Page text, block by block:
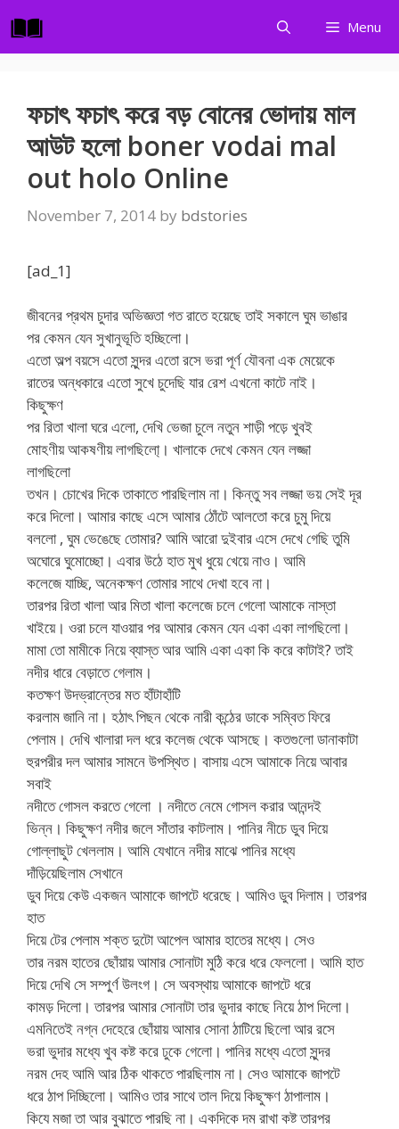
to
content
Menu
ফচাৎ ফচাৎ করে বড় বোনের ভোদায় মাল
আউট হলো boner vodai mal
out holo Online
November 7, 2014 by bdstories
[ad_1]
জীবনের প্রথম চুদার অভিজ্ঞতা গত রাতে হয়েছে তাই সকালে ঘুম ভাঙার
পর কেমন যেন সুখানুভূতি হচ্ছিলো।
এতো অল্প বয়সে এতো সুন্দর এতো রসে ভরা পূর্ণ যৌবনা এক মেয়েকে
রাতের অন্ধকারে এতো সুখে চুদেছি যার রেশ এখনো কাটে নাই।
কিছুক্ষণ
পর রিতা খালা ঘরে এলো, দেখি ভেজা চুলে নতুন শাড়ী পড়ে খুবই
মোহণীয় আকষণীয় লাগছিলো্। খালাকে দেখে কেমন যেন লজ্জা
লাগছিলো
তখন। চোখের দিকে তাকাতে পারছিলাম না। কিন্তু সব লজ্জা ভয় সেই দূর
করে দিলো। আমার কাছে এসে আমার ঠোঁটে আলতো করে চুমু দিয়ে
বললো , ঘুম ভেঙেছে তোমার? আমি আরো দুইবার এসে দেখে গেছি তুমি
অঘোরে ঘুমোচ্ছো। এবার উঠে হাত মুখ ধুয়ে খেয়ে নাও। আমি
কলেজে যাচ্ছি, অনেকক্ষণ তোমার সাথে দেখা হবে না।
তারপর রিতা খালা আর মিতা খালা কলেজে চলে গেলো আমাকে নাস্তা
খাইয়ে। ওরা চলে যাওয়ার পর আমার কেমন যেন একা একা লাগছিলো।
মামা তো মামীকে নিয়ে ব্যাস্ত আর আমি একা একা কি করে কাটাই? তাই
নদীর ধারে বেড়াতে গেলাম।
কতক্ষণ উদভ্রান্তের মত হাঁটাহাঁটি
করলাম জানি না। হঠাৎ পিছন থেকে নারী কন্ঠের ডাকে সম্বিত ফিরে
পেলাম। দেখি খালারা দল ধরে কলেজ থেকে আসছে। কতগুলো ডানাকাটা
হুরপরীর দল আমার সামনে উপস্থিত। বাসায় এসে আমাকে নিয়ে আবার
সবাই
নদীতে গোসল করতে গেলো । নদীতে নেমে গোসল করার আনন্দই
ভিন্ন। কিছুক্ষণ নদীর জলে সাঁতার কাটলাম। পানির নীচে ডুব দিয়ে
গোল্লাছুট খেললাম। আমি যেখানে নদীর মাঝে পানির মধ্যে
দাঁড়িয়েছিলাম সেখানে
ডুব দিয়ে কেউ একজন আমাকে জাপটে ধরেছে। আমিও ডুব দিলাম। তারপর
হাত
দিয়ে টের পেলাম শক্ত দুটো আপেল আমার হাতের মধ্যে। সেও
তার নরম হাতের ছোঁয়ায় আমার সোনাটা মুঠি করে ধরে ফেললো। আমি হাত
দিয়ে দেখি সে সম্পুর্ণ উলংগ। সে অবস্থায় আমাকে জাপটে ধরে
কামড় দিলো। তারপর আমার সোনাটা তার ভুদার কাছে নিয়ে ঠাপ দিলো।
এমনিতেই নগ্ন দেহেরে ছোঁয়ায় আমার সোনা ঠাটিয়ে ছিলো আর রসে
ভরা ভুদার মধ্যে খুব কষ্ট করে ঢুকে গেলো। পানির মধ্যে এতো সুন্দর
নরম দেহ আমি আর ঠিক থাকতে পারছিলাম না। সেও আমাকে জাপটে
ধরে ঠাপ দিচ্ছিলো। আমিও তার সাথে তাল দিয়ে কিছুক্ষণ ঠাপালাম।
কিযে মজা তা আর বুঝাতে পারছি না। একদিকে দম রাখা কষ্ট তারপর